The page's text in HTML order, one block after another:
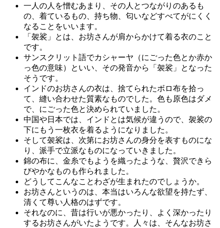
一人の人を憎むあまり、その人とつながりのあるも
の、着ているもの、持ち物、匂いなどすべてがにくく
なることをいいます。
「袈裟」とは、お坊さんが肩からかけて着る衣のこと
です。
サンスクリット語でカシャーヤ（にごった色とか赤か
っ色の意味）といい、その発音から「袈裟」となった
そうです。
インドのお坊さんの衣は、捨てられたボロ布を拾っ
て、縫い合わせた質素なものでした。色も原色はダメ
で、にごった色と決められていました。
中国や日本では、インドとは気候が違うので、袈裟の
下にもう一枚衣を着るようになりました。
そして袈裟は、次第にお坊さんの身分を表すものにな
り、派手で立派なものになっていきました。
錦の布に、金糸でもようを織ったような、贅沢できら
びやかなものも作られました。
どうしてこんなことわざが生まれたのでしょうか。
お坊さんというのは、本当はいろんな欲望を持たず、
清くて尊い人格のはずです。
それなのに、昔は行いが悪かったり、よく深かったり
するお坊さんがいたようです。人々は、そんなお坊さ